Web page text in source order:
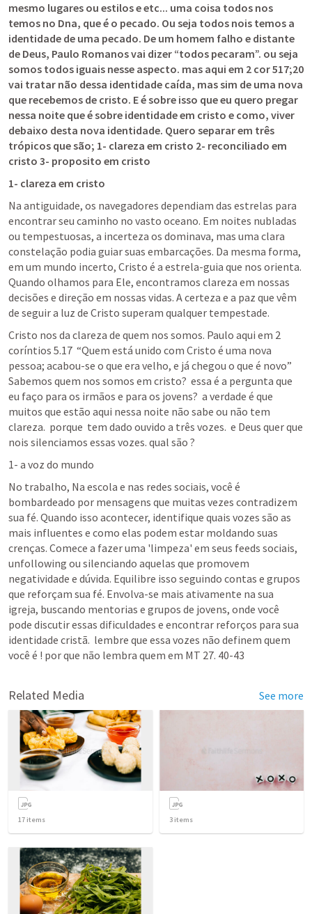
mesmo lugares ou estilos e etc... uma coisa todos nos
temos no Dna, que é o pecado. Ou seja todos nois temos a
identidade de uma pecado. De um homem falho e distante
de Deus, Paulo Romanos vai dizer “todos pecaram”. ou seja
somos todos iguais nesse aspecto. mas aqui em 2 cor 517;20
vai tratar não dessa identidade caída, mas sim de uma nova
que recebemos de cristo. E é sobre isso que eu quero pregar
nessa noite que é sobre identidade em cristo e como, viver
debaixo desta nova identidade. Quero separar em três
trópicos que são; 1- clareza em cristo 2- reconciliado em
cristo 3- proposito em cristo
1- clareza em cristo
Na antiguidade, os navegadores dependiam das estrelas para
encontrar seu caminho no vasto oceano. Em noites nubladas
ou tempestuosas, a incerteza os dominava, mas uma clara
constelação podia guiar suas embarcações. Da mesma forma,
em um mundo incerto, Cristo é a estrela-guia que nos orienta.
Quando olhamos para Ele, encontramos clareza em nossas
decisões e direção em nossas vidas. A certeza e a paz que vêm
de seguir a luz de Cristo superam qualquer tempestade.
Cristo nos da clareza de quem nos somos. Paulo aqui em 2
coríntios 5.17  “Quem está unido com Cristo é uma nova
pessoa; acabou-se o que era velho, e já chegou o que é novo”
Sabemos quem nos somos em cristo?  essa é a pergunta que
eu faço para os irmãos e para os jovens?  a verdade é que
muitos que estão aqui nessa noite não sabe ou não tem
clareza.  porque  tem dado ouvido a três vozes.  e Deus quer que
nois silenciamos essas vozes. qual são ?
1- a voz do mundo
No trabalho, Na escola e nas redes sociais, você é
bombardeado por mensagens que muitas vezes contradizem
sua fé. Quando isso acontecer, identifique quais vozes são as
mais influentes e como elas podem estar moldando suas
crenças. Comece a fazer uma 'limpeza' em seus feeds sociais,
unfollowing ou silenciando aquelas que promovem
negatividade e dúvida. Equilibre isso seguindo contas e grupos
que reforçam sua fé. Envolva-se mais ativamente na sua
igreja, buscando mentorias e grupos de jovens, onde você
pode discutir essas dificuldades e encontrar reforços para sua
identidade cristã.  lembre que essa vozes não definem quem
você é ! por que não lembra quem em MT 27. 40-43
Related Media See more
17 items 3 items